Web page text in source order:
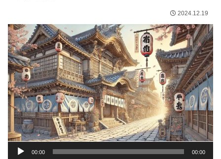
2024.12.19
00:00 00:00